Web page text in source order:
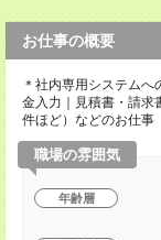
お仕事の概要
＊社内専用システム
金入力｜見積書・請求
件ほど）などのお仕事
職場の雰囲気
年齢層